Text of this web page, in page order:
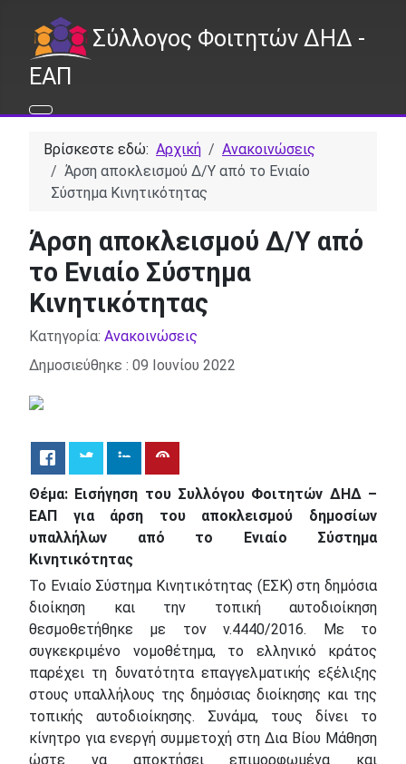
Σύλλογος Φοιτητών ΔΗΔ -
ΕΑΠ
Βρίσκεστε εδώ: Αρχική
Ανακοινώσεις
Άρση αποκλεισμού Δ/Υ από το Ενιαίο
Σύστημα Κινητικότητας
Άρση αποκλεισμού Δ/Υ από
το Ενιαίο Σύστημα
Κινητικότητας
Λεπτομέρειες
Κατηγορία: Ανακοινώσεις
Δημοσιεύθηκε : 09 Ιουνίου 2022
Θέμα: Εισήγηση του Συλλόγου Φοιτητών ΔΗΔ –
ΕΑΠ για άρση του αποκλεισμού δημοσίων
υπαλλήλων από το Ενιαίο Σύστημα
Κινητικότητας
Το Ενιαίο Σύστημα Κινητικότητας (ΕΣΚ) στη δημόσια
διοίκηση και την τοπική αυτοδιοίκηση
θεσμοθετήθηκε με τον ν.4440/2016. Με το
συγκεκριμένο νομοθέτημα, το ελληνικό κράτος
παρέχει τη δυνατότητα επαγγελματικής εξέλιξης
στους υπαλλήλους της δημόσιας διοίκησης και της
τοπικής αυτοδιοίκησης. Συνάμα, τους δίνει το
κίνητρο για ενεργή συμμετοχή στη Δια Βίου Μάθηση
ώστε να αποκτήσει επιμορφωμένα και